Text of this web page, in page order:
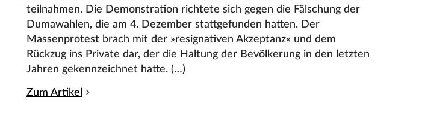
teilnahmen. Die Demonstration richtete sich gegen die Fälschung der
Dumawahlen, die am 4. Dezember stattgefunden hatten. Der
Massenprotest brach mit der »resignativen Akzeptanz« und dem
Rückzug ins Private dar, der die Haltung der Bevölkerung in den letzten
Jahren gekennzeichnet hatte. (…)
Zum Artikel